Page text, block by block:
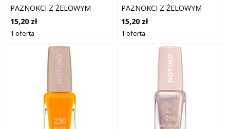
PAZNOKCI Z ŻELOWYM
EFEKTEM 337 SELF CARE 10
ML
15,20 zł
1 oferta
PAZNOKCI Z ŻELOWYM
EFEKTEM 250 MANDARINO
10 ML
15,20 zł
1 oferta